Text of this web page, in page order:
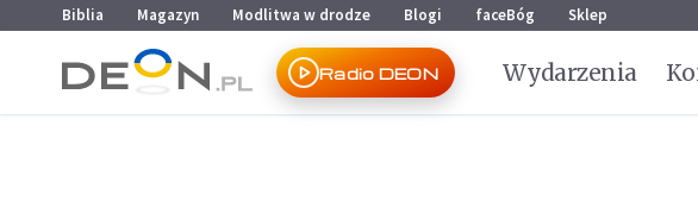
Przejdź do menu głównego
Przejdź do treści
Biblia Magazyn Modlitwa w drodze Blogi faceBóg Sklep
Radio DEON Wydarzenia